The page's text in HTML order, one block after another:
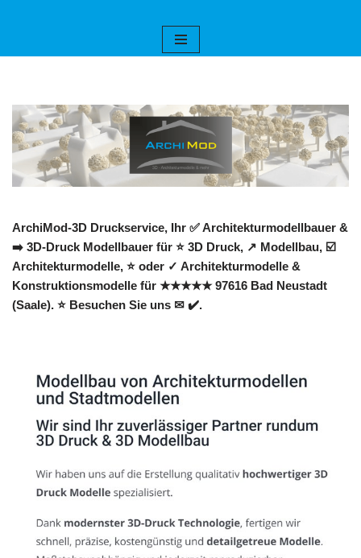
ArchiMod-3D Druckservice, Ihr ✅ Architekturmodellbauer &
➡️ 3D-Druck Modellbauer für ⭐ 3D Druck, ↗️ Modellbau, ☑️
Architekturmodelle, ⭐ oder ✓ Architekturmodelle &
Konstruktionsmodelle für ★★★★★ 97616 Bad Neustadt
(Saale). ⭐ Besuchen Sie uns ✉ ✔️.